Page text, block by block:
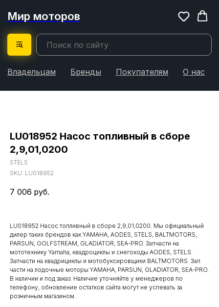
Мир моторов
Владельцам Бренды Покупателям О нас
LU018952 Насос топливный в сборе
2,9,01,0200
STELS
SKU: LU018952
7 006 руб.
LU018952 Насос топливный в сборе 2,9,01,0200. Мы официальный
дилер таких брендов как YAMAHA, AODES, STELS, BALTMOTORS,
PARSUN, GOLFSTREAM, GLADIATOR, SEA-PRO. Запчасти на
мототехнику Yamaha, квадроциклы и снегоходы AODES, STELS.
Запчасти на квадрициклы и мотобуксировщики BALTMOTORS. Зап
части на лодочные моторы YAMAHA, PARSUN, GLADIATOR, SEA-PRO.
В наличии и под заказ. Наличие уточняйте у менеджеров по
телефону, обновление остатков сайта могут не успевать за
розничным магазином.